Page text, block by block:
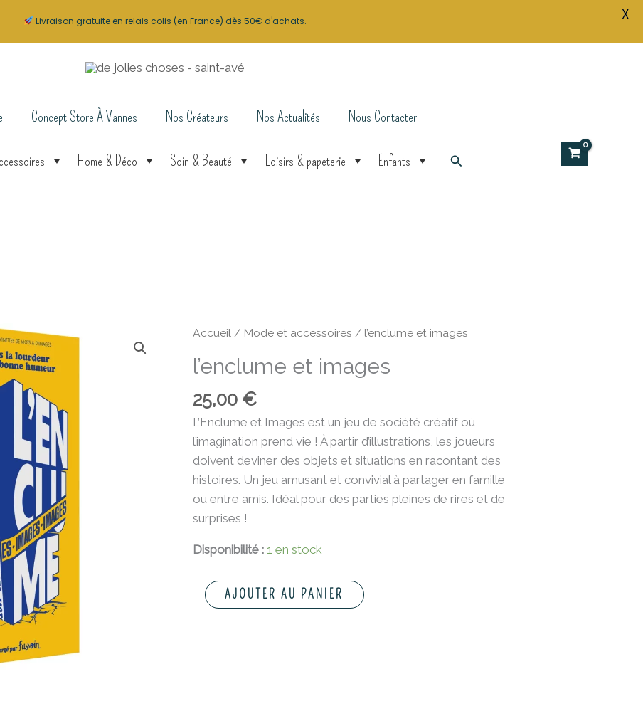
Concept Store À Vannes Nos Créateurs Nos Actualités Nous Contacter
Home & Déco Soin & Beauté Loisirs & papeterie Enfants Rechercher
Accueil/ Mode et accessoires / l’enclume et images
l’enclume et images
25,00 €
L’Enclume et Images est un jeu de société créatif où
l’imagination prend vie ! À partir d’illustrations, les joueurs
doivent deviner des objets et situations en racontant des
histoires. Un jeu amusant et convivial à partager en famille
ou entre amis. Idéal pour des parties pleines de rires et de
surprises !
Disponibilité : 1 en stock
quantité
l'enclume
images
AJOUTER AU PANIER
Livraison gratuite en relais colis (en France) dès 50€ d'achats. X